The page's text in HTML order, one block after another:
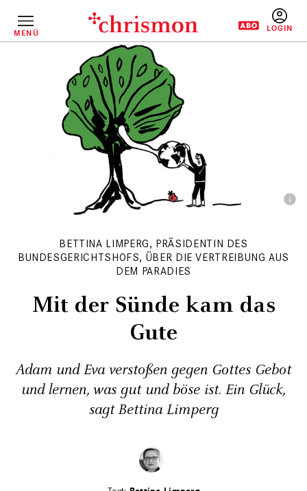
InhaltMENÜ
BETTINA LIMPERG, PRÄSIDENTIN DES
BUNDESGERICHTSHOFS, ÜBER DIE VERTREIBUNG AUS
DEM PARADIES
Mit der Sünde kam das
Gute
Adam und Eva verstoßen gegen Gottes Gebot
und lernen, was gut und böse ist.­ Ein Glück,
sagt Bettina Limperg